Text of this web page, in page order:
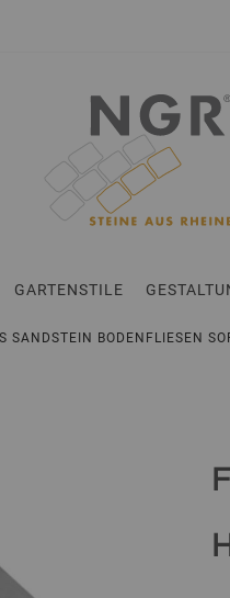
GARTENSTILE
SANDSTEIN BODENFLIESEN